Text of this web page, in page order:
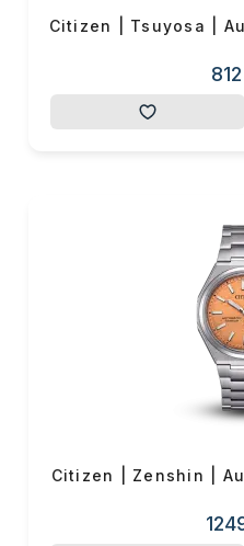
Citizen | Tsuyosa |
812
Citizen | Zenshin |